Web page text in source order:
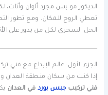
الديكور مو بس مجرد ألوان وأثاث،
تعطي الروح للمكان، ومع تطور
الحل السحري لكل من يدور على
الجزء الأول: عالم الإبداع مع فني
إذا كنت من سكان منطقة العدان
فني تركيبجبس بورد في العدان